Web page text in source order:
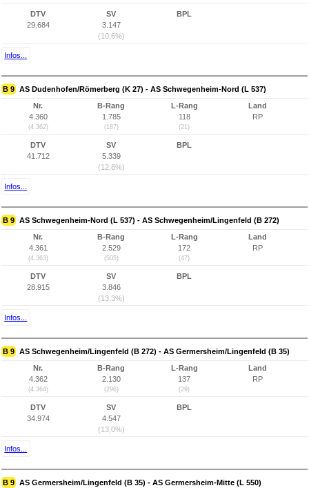
DTV
29.684
SV
3.147
(10,6%)
BPL
Infos...
B 9 AS Dudenhofen/Römerberg (K 27) - AS Schwegenheim-Nord (L 537)
Nr.
4.360
(4.362)
B-Rang
1.785
(187)
L-Rang
118
(21)
Land
RP
DTV
41.712
SV
5.339
(12,8%)
BPL
Infos...
B 9 AS Schwegenheim-Nord (L 537) - AS Schwegenheim/Lingenfeld (B 272)
Nr.
4.361
(4.363)
B-Rang
2.529
(505)
L-Rang
172
(47)
Land
RP
DTV
28.915
SV
3.846
(13,3%)
BPL
Infos...
B 9 AS Schwegenheim/Lingenfeld (B 272) - AS Germersheim/Lingenfeld (B 35)
Nr.
4.362
(4.364)
B-Rang
2.130
(296)
L-Rang
137
(29)
Land
RP
DTV
34.974
SV
4.547
(13,0%)
BPL
Infos...
B 9 AS Germersheim/Lingenfeld (B 35) - AS Germersheim-Mitte (L 550)